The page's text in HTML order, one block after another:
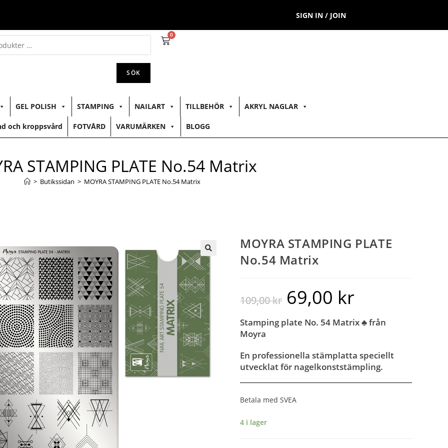
SIGN IN / JOIN
SÖK
0
GEL POLISH STAMPING NAILART TILLBEHÖR AKRYL NAGLAR
och kroppsvård FOTVÅRD VARUMÄRKEN BLOGG
STAMPING PLATE No.54 Matrix
> Butikssidan > MOYRA STAMPING PLATE No.54 Matrix
MOYRA STAMPING PLATE
No.54 Matrix
109,00kr 69,00 kr
Stamping plate No. 54 Matrix ♣från
Moyra
En professionella stämplatta speciellt
utvecklat för nagelkonststämpling.
Betala med SVEA
4 i lager